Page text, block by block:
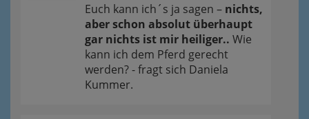
Euch kann ich´s ja sagen – nichts,
aber schon absolut überhaupt
gar nichts ist mir heiliger.. Wie
kann ich dem Pferd gerecht
werden? - fragt sich Daniela
Kummer.